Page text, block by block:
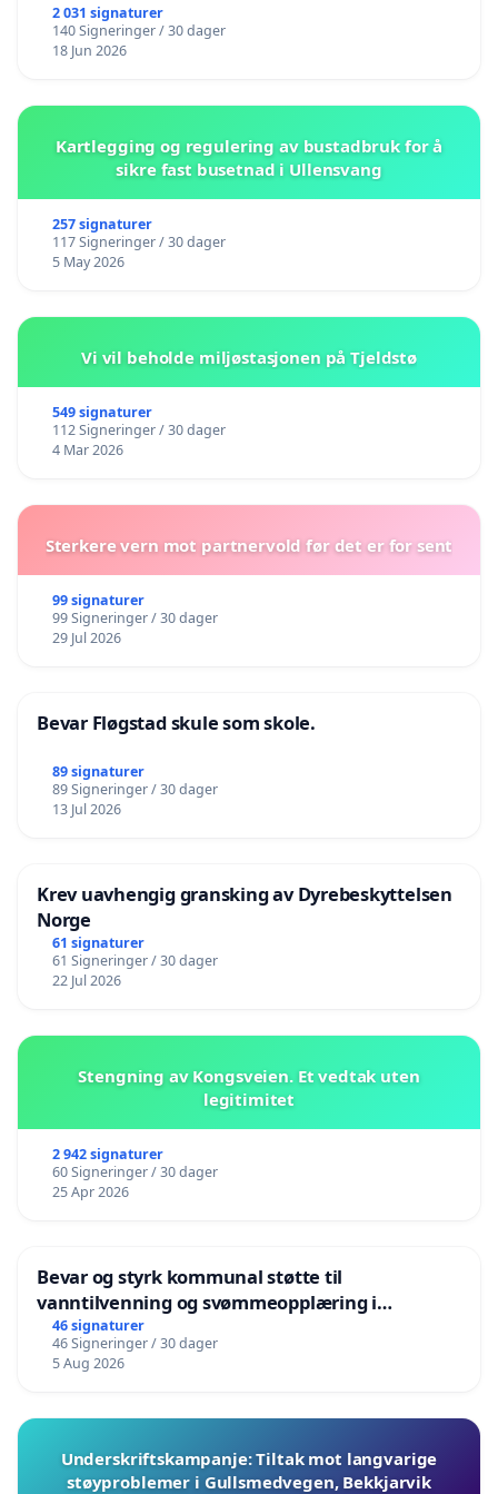
2 031 signaturer
140 Signeringer / 30 dager
18 Jun 2026
Kartlegging og regulering av bustadbruk for å
sikre fast busetnad i Ullensvang
257 signaturer
117 Signeringer / 30 dager
5 May 2026
Vi vil beholde miljøstasjonen på Tjeldstø
549 signaturer
112 Signeringer / 30 dager
4 Mar 2026
Sterkere vern mot partnervold før det er for sent
99 signaturer
99 Signeringer / 30 dager
29 Jul 2026
Bevar Fløgstad skule som skole.
89 signaturer
89 Signeringer / 30 dager
13 Jul 2026
Krev uavhengig gransking av Dyrebeskyttelsen
Norge
61 signaturer
61 Signeringer / 30 dager
22 Jul 2026
Stengning av Kongsveien. Et vedtak uten
legitimitet
2 942 signaturer
60 Signeringer / 30 dager
25 Apr 2026
Bevar og styrk kommunal støtte til
vanntilvenning og svømmeopplæring i
barnehagene i Haugesund
46 signaturer
46 Signeringer / 30 dager
5 Aug 2026
Underskriftskampanje: Tiltak mot langvarige
støyproblemer i Gullsmedvegen, Bekkjarvik